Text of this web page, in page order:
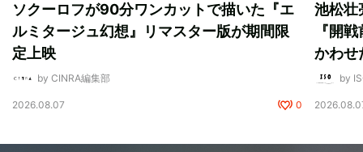
ソクーロフが90分ワンカットで描いた『エ
ルミタージュ幻想』リマスター版が期間限
定上映
by CINRA編集部
2026.08.07 0
池松壮
『開
かわせ
by